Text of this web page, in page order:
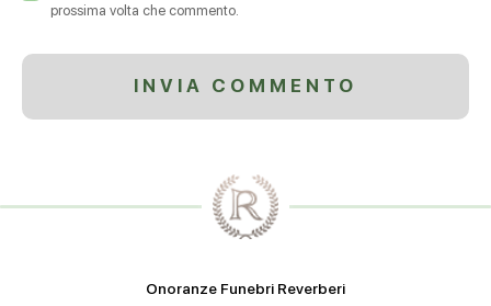
prossima volta che commento.
Onoranze Funebri Reverberi